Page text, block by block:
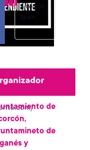
Alcorcón,
Spain
de
de
y